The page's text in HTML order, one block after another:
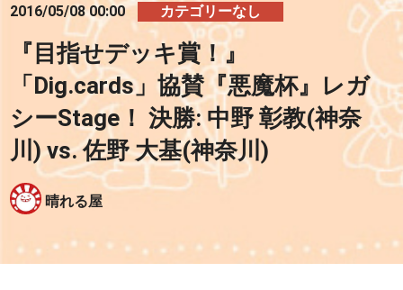
2016/05/08 00:00
カテゴリーなし
『目指せデッキ賞！』
「Dig.cards」協賛『悪魔杯』レガ
シーStage！ 決勝: 中野 彰教(神奈
川) vs. 佐野 大基(神奈川)
晴れる屋